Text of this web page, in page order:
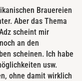
Brauereien
Aber das Thema
scheint mir
an den
scheinen. Ich habe
usw.
ohne damit wirklich